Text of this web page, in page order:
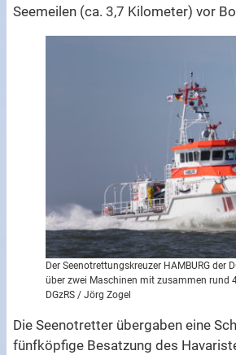
Seemeilen (ca. 3,7 Kilometer) vor
Der Seenotrettungskreuzer HAMBURG der
über zwei Maschinen mit zusammen rund
DGzRS / Jörg Zogel
Die Seenotretter übergaben eine
fünfköpfige Besatzung des